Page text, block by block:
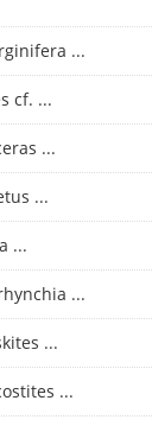
...
cf. ...
...
...
...
...
...
...